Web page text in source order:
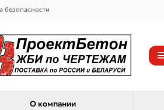
безопасности
О компании